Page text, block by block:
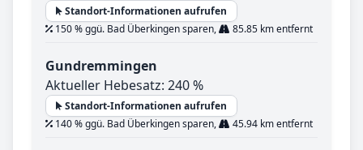
Standort-Informationen aufrufen
150 % ggü. Bad Überkingen sparen,
85.85 km entfernt
Gundremmingen
Aktueller Hebesatz: 240 %
Standort-Informationen aufrufen
140 % ggü. Bad Überkingen sparen,
45.94 km entfernt